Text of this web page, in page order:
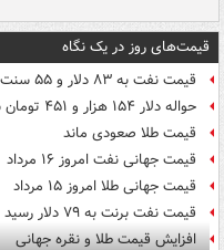
قیمت‌های روز در یک نگاه
قیمت نفت به ۸۳ دلار و ۵۵ سنت در هر بشکه رسید
حواله دلار ۱۵۴ هزار و ۴۵۱ تومان شد
قیمت طلا صعودی ماند
قیمت جهانی نفت امروز ۱۶ مرداد
قیمت جهانی طلا امروز ۱۵ مرداد
قیمت نفت برنت به ۷۹ دلار رسید
افزایش قیمت طلا و نقره جهانی